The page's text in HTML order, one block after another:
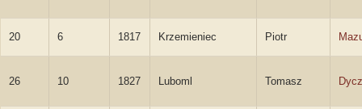
20 6 1817 Krzemieniec Piotr
26 10 1827 Luboml Tomasz